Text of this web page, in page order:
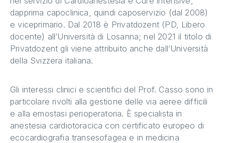
dapprima capoclinica, quindi caposervizio (dal 2008)
e viceprimario. Dal 2018 è Privatdozent (PD, Libero
docente) all’Università di Losanna; nel 2021 il titolo di
Privatdozent gli viene attribuito anche dall’Università
della Svizzera italiana.
Gli interessi clinici e scientifici del Prof. Casso sono in
particolare rivolti alla gestione delle via aeree difficili
e alla emostasi perioperatoria. È specialista in
anestesia cardiotoracica con certificato europeo di
ecocardiografia transesofagea e in medicina